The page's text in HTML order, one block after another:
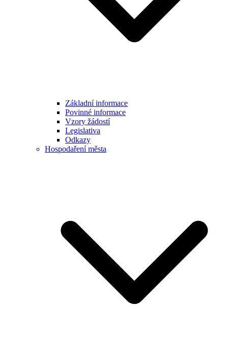
Základní informace
Povinné informace
Vzory žádostí
Legislativa
Odkazy
Hospodaření města